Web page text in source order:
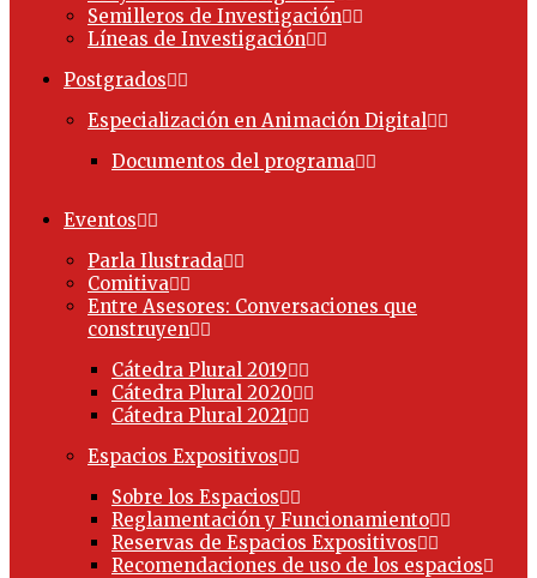
Semilleros de Investigación
Líneas de Investigación
Postgrados
Especialización en Animación Digital
Documentos del programa
Eventos
Parla Ilustrada
Comitiva
Entre Asesores: Conversaciones que
construyen
Cátedra Plural 2019
Cátedra Plural 2020
Cátedra Plural 2021
Espacios Expositivos
Sobre los Espacios
Reglamentación y Funcionamiento
Reservas de Espacios Expositivos
Recomendaciones de uso de los espacios